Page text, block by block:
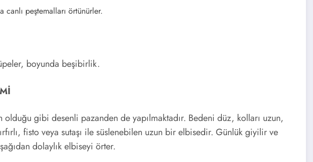
canlı peştemalları örtünürler.
boyunda beşibirlik.
olduğu gibi desenli pazanden de yapılmaktadır. Bedeni düz, kolları uzun,
fisto veya sutaşı ile süslenebilen uzun bir elbisedir. Günlük giyilir ve
dolaylık elbiseyi örter.
Dağb
aşı